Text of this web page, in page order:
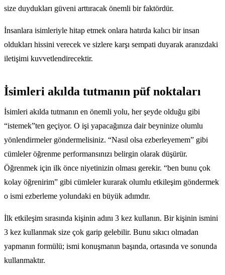
size duydukları güveni arttıracak önemli bir faktördür.
İnsanlara isimleriyle hitap etmek onlara hatırda kalıcı bir insan
oldukları hissini verecek ve sizlere karşı sempati duyarak aranızdaki
iletişimi kuvvetlendirecektir.
İsimleri akılda tutmanın püf noktaları
İsimleri akılda tutmanın en önemli yolu, her şeyde olduğu gibi
“istemek”ten geçiyor. O işi yapacağınıza dair beyninize olumlu
yönlendirmeler göndermelisiniz. “Nasıl olsa ezberleyemem” gibi
cümleler öğrenme performansınızı belirgin olarak düşürür.
Öğrenmek için ilk önce niyetinizin olması gerekir. “ben bunu çok
kolay öğrenirim” gibi cümleler kurarak olumlu etkileşim göndermek
o ismi ezberleme yolundaki en büyük adımdır.
İlk etkileşim sırasında kişinin adını 3 kez kullanın. Bir kişinin ismini
3 kez kullanmak size çok garip gelebilir. Bunu sıkıcı olmadan
yapmanın formülü; ismi konuşmanın başında, ortasında ve sonunda
kullanmaktır.